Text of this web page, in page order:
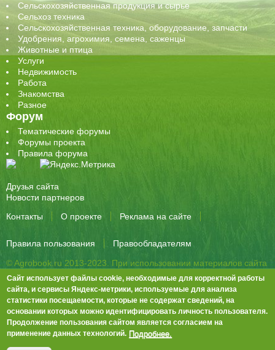
Сельскохозяйственная продукция и сырье
Сельхоз техника
Сельскохозяйственная техника, оборудование, запчасти
Удобрения, агрохимия, семена, саженцы
Животные и птица
Услуги
Недвижимость
Работа
Знакомства
Разное
Форум
Тематические форумы
Форумы проекта
Правила форума
Друзья сайта
Новости партнеров
Контакты
О проекте Реклама на сайте
Правила пользования
Правообладателям
© Agrobook.ru 2013-2023. При использовании материалов сайта
активная ссылка на публикацию обязательна.
344000, Ростов-на-Дону, ул. Города Волос, д.6, 8 этаж, офис 803
Тел./факс: +7 (863) 282-83-13 e-mail:info@agrobook.ru
Возрастная категория сайта: 16+. Объявления на сайте не
премодерируются.Положение о защите персональных данных
Гала Алиевна Каймакчи – редактор, тел.: (863) 282-83-13
Сайт использует файлы cookie, необходимые для корректной работы
сайта, и сервисы Яндекс-метрики, используемые для анализа
статистики посещаемости, которые не содержат сведений, на
основании которых можно идентифицировать личность пользователя.
Продолжение пользования сайтом является согласием на
применение данных технологий. Подробнее.